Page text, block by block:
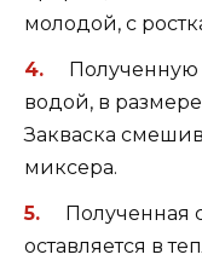
молодой, с
Полученную
водой, в
Закваска
миксера.
Полученная
оставляется в